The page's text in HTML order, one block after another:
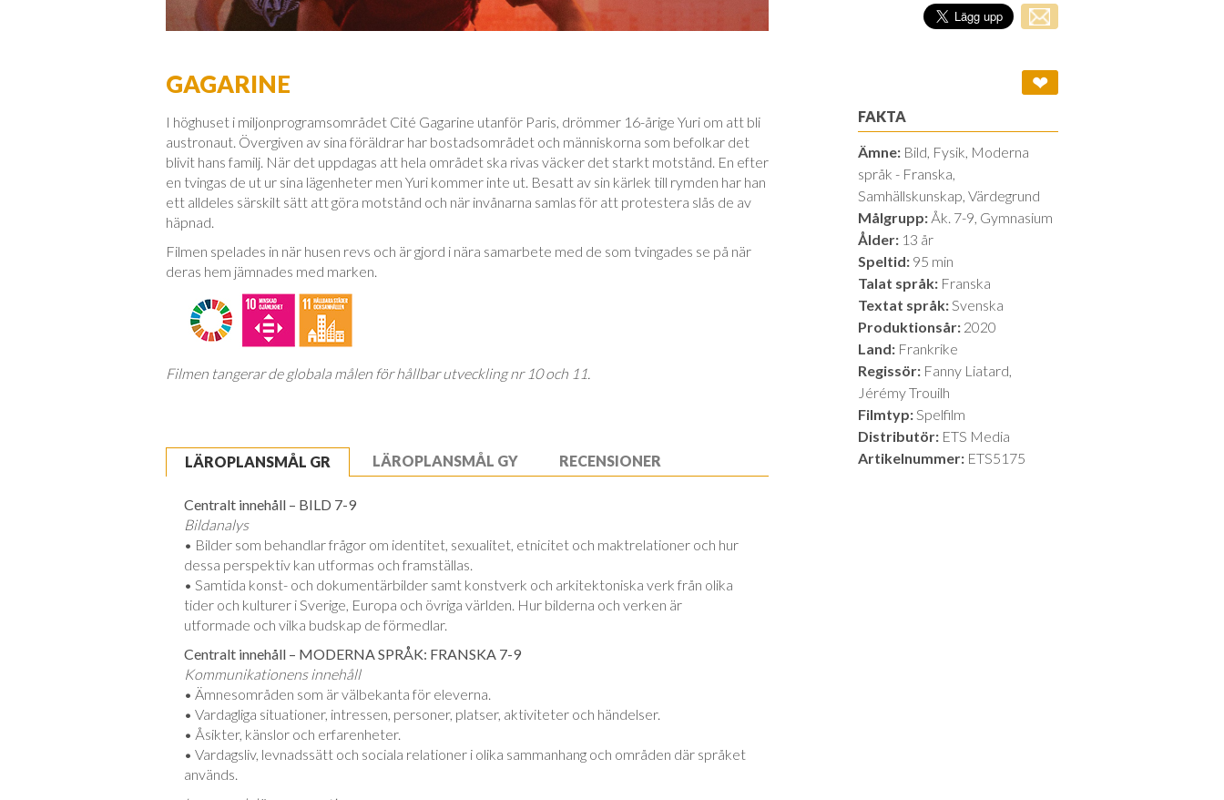
GAGARINE
I höghuset i miljonprogramsområdet Cité Gagarine utanför Paris, drömmer 16-årige Yuri om att bli
austronaut. Övergiven av sina föräldrar har bostadsområdet och människorna som befolkar det
blivit hans familj. När det uppdagas att hela området ska rivas väcker det starkt motstånd. En efter
en tvingas de ut ur sina lägenheter men Yuri kommer inte ut. Besatt av sin kärlek till rymden har han
ett alldeles särskilt sätt att göra motstånd och när invånarna samlas för att protestera slås de av
häpnad.
Filmen spelades in när husen revs och är gjord i nära samarbete med de som tvingades se på när
deras hem jämnades med marken.
Filmen tangerar de globala målen för hållbar utveckling nr 10 och 11.
LÄROPLANSMÅL GR
Centralt innehåll – BILD 7-9
Bildanalys
• Bilder som behandlar frågor om identitet, sexualitet, etnicitet och maktrelationer och hur
dessa perspektiv kan utformas och framställas.
• Samtida konst- och dokumentärbilder samt konstverk och arkitektoniska verk från olika
tider och kulturer i Sverige, Europa och övriga världen. Hur bilderna och verken är
utformade och vilka budskap de förmedlar.
Centralt innehåll – MODERNA SPRÅK: FRANSKA 7-9
Kommunikationens innehåll
• Ämnesområden som är välbekanta för eleverna.
• Vardagliga situationer, intressen, personer, platser, aktiviteter och händelser.
• Åsikter, känslor och erfarenheter.
• Vardagsliv, levnadssätt och sociala relationer i olika sammanhang och områden där språket
används.
LÄROPLANSMÅL GY RECENSIONER
❤
FAKTA
Ämne: Bild, Fysik, Moderna
språk - Franska,
Samhällskunskap, Värdegrund
Målgrupp: Åk. 7-9, Gymnasium
Ålder: 13 år
Speltid: 95 min
Talat språk: Franska
Textat språk:Svenska
Produktionsår: 2020
Land: Frankrike
Regissör: Fanny Liatard,
Jérémy Trouilh
Filmtyp:Spelfilm
Distributör: ETS Media
Artikelnummer: ETS5175